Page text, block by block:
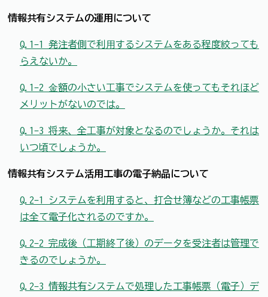
情報共有システムの運用について
Q.1-1 発注者側で利⽤するシステムをある程度絞っても
らえないか。
Q.1-2 ⾦額の⼩さい⼯事でシステムを使ってもそれほど
メリットがないのでは。
Q.1-3 将来、全⼯事が対象となるのでしょうか。それは
いつ頃でしょうか。
情報共有システム活用工事の電子納品について
Q.2-1 システムを利用すると、打合せ簿などの工事帳票
は全て電子化されるのですか。
Q.2-2 完成後（⼯期終了後）のデータを受注者は管理で
きるのでしょうか。
Q.2-3 情報共有システムで処理した工事帳票（電子）デ